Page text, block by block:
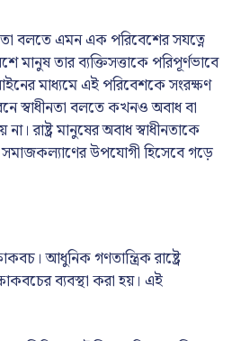
বলতে এমন এক পরিবেশের সযত্নে
মানুষ তার ব্যক্তিসত্তাকে পরিপূর্ণভাবে
মাধ্যমে এই পরিবেশকে সংরক্ষণ
স্বাধীনতা বলতে কখনও অবাধ বা
রাষ্ট্র মানুষের অবাধ স্বাধীনতাকে
সমাজকল্যাণের উপযোগী হিসেবে গড়ে
আধুনিক গণতান্ত্রিক রাষ্ট্রে
ব্যবস্থা করা হয়। এই